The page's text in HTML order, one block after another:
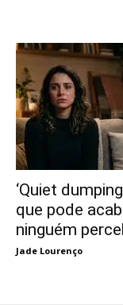
‘Quiet
que pode
ninguém
Jade Lourenço